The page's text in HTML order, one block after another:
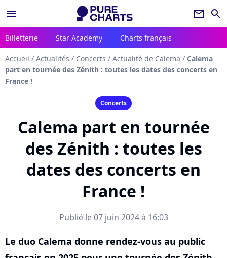
menu newsletter search
Billetterie Star Academy Charts français
Accueil / Actualités / Concerts / Actualité de Calema / Calema
part en tournée des Zénith : toutes les dates des concerts en
France !
Concerts
Calema part en tournée
des Zénith : toutes les
dates des concerts en
France !
Publié le 07 juin 2024 à 16:03
Le duo Calema donne rendez-vous au public